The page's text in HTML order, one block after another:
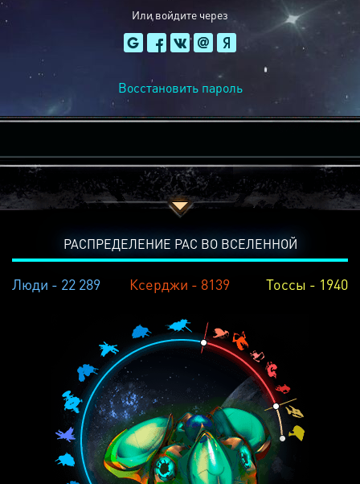
Или войдите через
Восстановить пароль
РАСПРЕДЕЛЕНИЕ РАС ВО ВСЕЛЕННОЙ
Люди - 22 289 Ксерджи - 8139 Тоссы - 1940